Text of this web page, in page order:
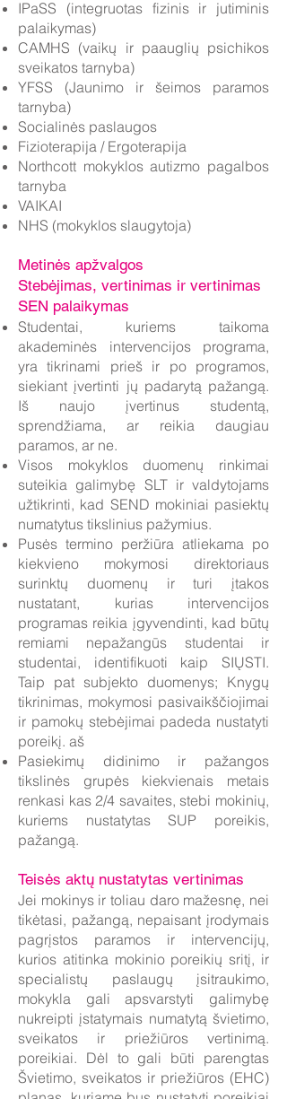
IPaSS (integruotas fizinis ir jutiminis
palaikymas)
CAMHS (vaikų ir paauglių psichikos
sveikatos tarnyba)
YFSS (Jaunimo ir šeimos paramos
tarnyba)
Socialinės paslaugos
Fizioterapija / Ergoterapija
Northcott mokyklos autizmo pagalbos
tarnyba
VAIKAI
NHS (mokyklos slaugytoja)
Metinės apžvalgos
Stebėjimas, vertinimas ir vertinimas
SEN palaikymas
Studentai, kuriems taikoma
akademinės intervencijos programa,
yra tikrinami prieš ir po programos,
siekiant įvertinti jų padarytą pažangą.
Iš naujo įvertinus studentą,
sprendžiama, ar reikia daugiau
paramos, ar ne.
Visos mokyklos duomenų rinkimai
suteikia galimybę SLT ir valdytojams
užtikrinti, kad SEND mokiniai pasiektų
numatytus tikslinius pažymius.
Pusės termino peržiūra atliekama po
kiekvieno mokymosi direktoriaus
surinktų duomenų ir turi įtakos
nustatant, kurias intervencijos
programas reikia įgyvendinti, kad būtų
remiami nepažangūs studentai ir
studentai, identifikuoti kaip SIŲSTI.
Taip pat subjekto duomenys; Knygų
tikrinimas, mokymosi pasivaikščiojimai
ir pamokų stebėjimai padeda nustatyti
poreikį. aš
Pasiekimų didinimo ir pažangos
tikslinės grupės kiekvienais metais
renkasi kas 2/4 savaites, stebi mokinių,
kuriems nustatytas SUP poreikis,
pažangą.
Teisės aktų nustatytas vertinimas
Jei mokinys ir toliau daro mažesnę, nei
tikėtasi, pažangą, nepaisant įrodymais
pagrįstos paramos ir intervencijų,
kurios atitinka mokinio poreikių sritį, ir
specialistų paslaugų įsitraukimo,
mokykla gali apsvarstyti galimybę
nukreipti įstatymais numatytą švietimo,
sveikatos ir priežiūros vertinimą.
poreikiai. Dėl to gali būti parengtas
Švietimo, sveikatos ir priežiūros (EHC)